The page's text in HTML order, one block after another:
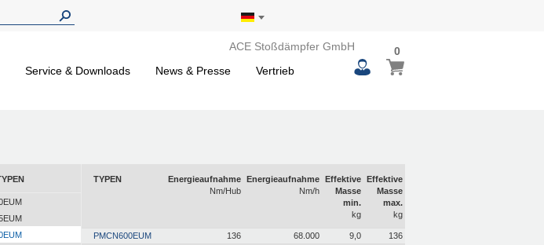
ACE Stoßdämpfer GmbH
Service & Downloads News & Presse Vertrieb
0
TYPEN
Energieaufnahme
Nm/Hub
Energieaufnahme
Nm/h
Effektive
Masse
min.
kg
Effektive
Masse
max.
kg
PMCN600EUM 136 68.000 9,0
136